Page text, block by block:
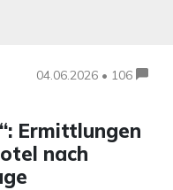
04.06.2026 • 106
Ermittlungen
nach